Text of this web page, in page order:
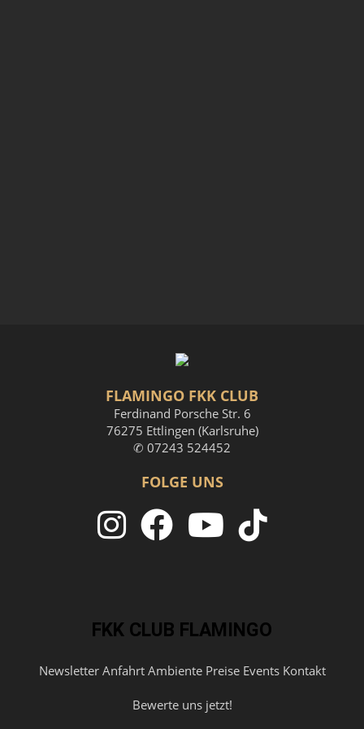
FLAMINGO FKK CLUB
Ferdinand Porsche Str. 6
76275 Ettlingen (Karlsruhe)
✆ 07243 524452
FOLGE UNS
FKK CLUB FLAMINGO
Newsletter Anfahrt Ambiente Preise Events Kontakt
Bewerte uns jetzt!